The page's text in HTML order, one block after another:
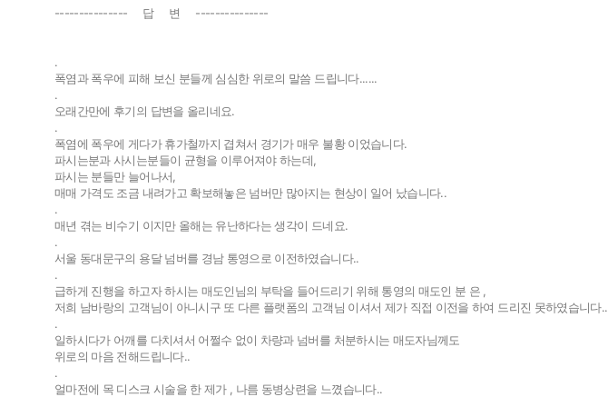
법인넘버 법인넘버
--------------- 답 변 ---------------
.
폭염과 폭우에 피해 보신 분들께 심심한 위로의 말씀 드립니다......
.
오래간만에 후기의 답변을 올리네요.
.
폭염에 폭우에 게다가 휴가철까지 겹쳐서 경기가 매우 불황 이었습니다.
파시는분과 사시는분들이 균형을 이루어져야 하는데,
파시는 분들만 늘어나서,
매매 가격도 조금 내려가고 확보해놓은 넘버만 많아지는 현상이 일어 났습니다..
.
매년 겪는 비수기 이지만 올해는 유난하다는 생각이 드네요.
.
서울 동대문구의 용달 넘버를 경남 통영으로 이전하였습니다..
.
급하게 진행을 하고자 하시는 매도인님의 부탁을 들어드리기 위해 통영의 매도인 분 은 ,
저희 남바랑의 고객님이 아니시구 또 다른 플랫폼의 고객님 이셔서 제가 직접 이전을 하여 드리진 못하였습니다..
.
일하시다가 어깨를 다치셔서 어쩔수 없이 차량과 넘버를 처분하시는 매도자님께도
위로의 마음 전해드립니다..
.
얼마전에 목 디스크 시술을 한 제가 , 나름 동병상련을 느꼈습니다..